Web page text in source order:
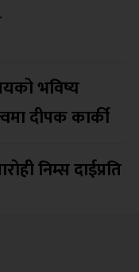
भविष्य
दीपक कार्की
निम्स दाईप्रति